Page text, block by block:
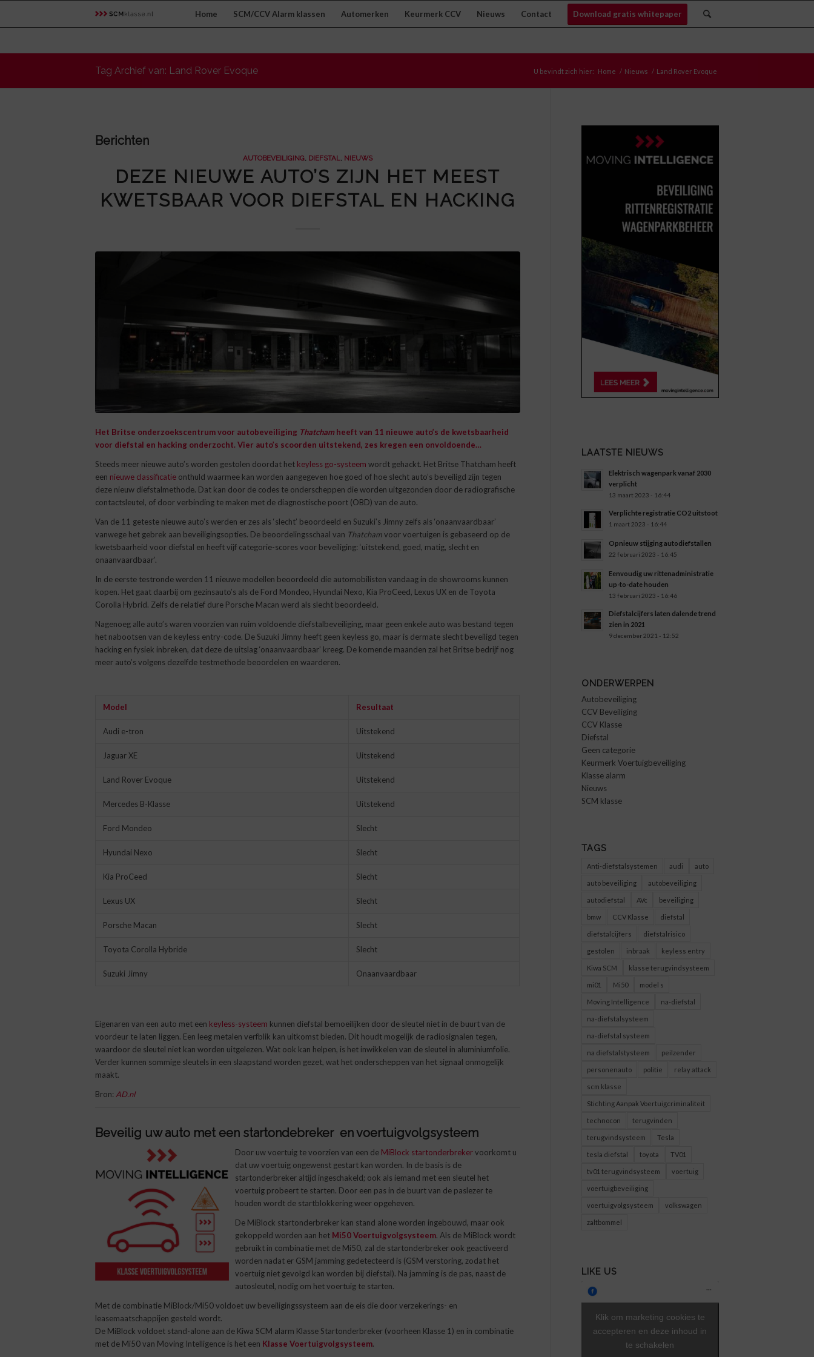
Home SCM/CCV Alarm klassen Automerken Keurmerk CCV Nieuws Contact Download gratis whitepaper
Tag Archief van: Land Rover Evoque U bevindt zich hier: Home / Nieuws / Land Rover Evoque
Berichten
AUTOBEVEILIGING, DIEFSTAL, NIEUWS
DEZE NIEUWE AUTO’S ZIJN HET MEEST
KWETSBAAR VOOR DIEFSTAL EN HACKING
Het Britse onderzoekscentrum voor autobeveiliging Thatchamheeft van 11 nieuwe auto’s de kwetsbaarheid
voor diefstal en hacking onderzocht. Vier auto’s scoorden uitstekend, zes kregen een onvoldoende…
Steeds meer nieuwe auto’s worden gestolen doordat het keyless go-systeem wordt gehackt. Het Britse Thatcham heeft
een nieuwe classificatie onthuld waarmee kan worden aangegeven hoe goed of hoe slecht auto’s beveiligd zijn tegen
deze nieuw diefstalmethode. Dat kan door de codes te onderscheppen die worden uitgezonden door de radiografische
contactsleutel, of door verbinding te maken met de diagnostische poort (OBD) van de auto.
Van de 11 geteste nieuwe auto’s werden er zes als ‘slecht’ beoordeeld en Suzuki’s Jimny zelfs als ‘onaanvaardbaar’
vanwege het gebrek aan beveiligingsopties. De beoordelingsschaal van Thatchamvoor voertuigen is gebaseerd op de
kwetsbaarheid voor diefstal en heeft vijf categorie-scores voor beveiliging: ‘uitstekend, goed, matig, slecht en
onaanvaardbaar’.
In de eerste testronde werden 11 nieuwe modellen beoordeeld die automobilisten vandaag in de showrooms kunnen
kopen. Het gaat daarbij om gezinsauto’s als de Ford Mondeo, Hyundai Nexo, Kia ProCeed, Lexus UX en de Toyota
Corolla Hybrid. Zelfs de relatief dure Porsche Macan werd als slecht beoordeeld.
Nagenoeg alle auto’s waren voorzien van ruim voldoende diefstalbeveiliging, maar geen enkele auto was bestand tegen
het nabootsen van de keyless entry-code. De Suzuki Jimny heeft geen keyless go, maar is dermate slecht beveiligd tegen
hacking en fysiek inbreken, dat deze de uitslag ‘onaanvaardbaar’ kreeg. De komende maanden zal het Britse bedrijf nog
meer auto’s volgens dezelfde testmethode beoordelen en waarderen.
Model Resultaat
Audi e-tron Uitstekend
Jaguar XE Uitstekend
Land Rover Evoque Uitstekend
Mercedes B-Klasse Uitstekend
Ford Mondeo Slecht
Hyundai Nexo Slecht
Kia ProCeed Slecht
Lexus UX Slecht
Porsche Macan Slecht
Toyota Corolla Hybride Slecht
Suzuki Jimny Onaanvaardbaar
Eigenaren van een auto met een keyless-systeem kunnen diefstal bemoeilijken door de sleutel niet in de buurt van de
voordeur te laten liggen. Een leeg metalen verfblik kan uitkomst bieden. Dit houdt mogelijk de radiosignalen tegen,
waardoor de sleutel niet kan worden uitgelezen. Wat ook kan helpen, is het inwikkelen van de sleutel in aluminiumfolie.
Verder kunnen sommige sleutels in een slaapstand worden gezet, wat het onderscheppen van het signaal onmogelijk
maakt.
Bron: AD.nl
Beveilig uw auto met een startondebrekerenvoertuigvolgsysteem
Door uw voertuig te voorzien van een de MiBlock startonderbrekervoorkomt u
dat uw voertuig ongewenst gestart kan worden. In de basis is de
startonderbreker altijd ingeschakeld; ook als iemand met een sleutel het
voertuig probeert te starten. Door een pas in de buurt van de paslezer te
houden wordt de startblokkering weer opgeheven.
De MiBlock startonderbreker kan stand alone worden ingebouwd, maar ook
gekoppeld worden aan het Mi50 Voertuigvolgsysteem. Als de MiBlock wordt
gebruikt in combinatie met de Mi50, zal de startonderbreker ook geactiveerd
worden nadat er GSM jamming gedetecteerd is (GSM verstoring, zodat het
voertuig niet gevolgd kan worden bij diefstal). Na jamming is de pas, naast de
autosleutel, nodig om het voertuig te starten.
Met de combinatie MiBlock/Mi50 voldoet uw beveiligingssysteem aan de eis die door verzekerings- en
leasemaatschappijen gesteld wordt.
De MiBlock voldoet stand-alone aan de Kiwa SCM alarm Klasse Startonderbreker (voorheen Klasse 1) en in combinatie
met de Mi50 van Moving Intelligence is het een Klasse Voertuigvolgsysteem.
LAATSTE NIEUWS
Elektrisch wagenpark vanaf 2030
verplicht
13 maart 2023 - 16:44
Verplichte registratie CO2 uitstoot
1 maart 2023 - 16:44
Opnieuw stijging autodiefstallen
22 februari 2023 - 16:45
Eenvoudig uw rittenadministratie
up-to-date houden
13 februari 2023 - 16:46
Diefstalcijfers laten dalende trend
zien in 2021
9 december 2021 - 12:52
ONDERWERPEN
Autobeveiliging
CCV Beveiliging
CCV Klasse
Diefstal
Geen categorie
Keurmerk Voertuigbeveiliging
Klasse alarm
Nieuws
SCM klasse
TAGS
Anti-diefstalsystemen audi auto
auto beveiliging autobeveiliging
autodiefstal AVc beveiliging
bmw CCV Klasse diefstal
diefstalcijfers diefstalrisico
gestolen inbraak keyless entry
Kiwa SCM klasse terugvindsysteem
mi01 Mi50 model s
Moving Intelligence na-diefstal
na-diefstalsysteem
na-diefstal systeem
na diefstalstysteem peilzender
personenauto politie relay attack
scm klasse
Stichting Aanpak Voertuigcriminaliteit
technocon terugvinden
terugvindsysteem Tesla
tesla diefstal toyota TV01
tv01 terugvindsysteem voertuig
voertuigbeveiliging
voertuigvolgsysteem volkswagen
zaltbommel
LIKE US
Klik om marketing cookies te
accepteren en deze inhoud in
te schakelen